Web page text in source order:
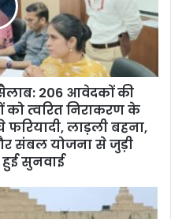
206 आवेदकों की
को त्वरित निराकरण के
फरियादी, लाड़ली बहना,
संबल योजना से जुड़ी
हुई सुनवाई